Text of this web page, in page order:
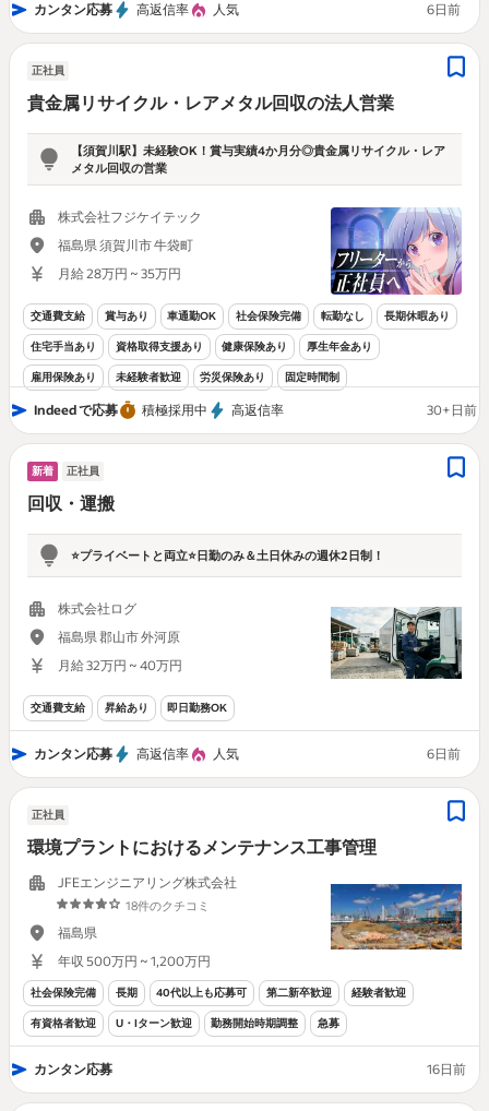
カンタン応募 高返信率 人気 6日前
正社員
貴金属リサイクル・レアメタル回収の法人営業
【須賀川駅】未経験OK！賞与実績4か月分◎貴金属リサイクル・レア
メタル回収の営業
株式会社フジケイテック
福島県 須賀川市 牛袋町
月給 28万円 ~ 35万円
交通費支給 賞与あり 車通勤OK 社会保険完備 転勤なし 長期休暇あり
住宅手当あり 資格取得支援あり 健康保険あり 厚生年金あり
雇用保険あり 未経験者歓迎 労災保険あり 固定時間制
Indeed で応募 積極採用中 高返信率 30+日前
新着 正社員
回収・運搬
⭐️プライベートと両立⭐️日勤のみ＆土日休みの週休2日制！
株式会社ログ
福島県 郡山市 外河原
月給 32万円 ~ 40万円
交通費支給 昇給あり 即日勤務OK
カンタン応募 高返信率 人気 6日前
正社員
環境プラントにおけるメンテナンス工事管理
JFEエンジニアリング株式会社
18件のクチコミ
福島県
年収 500万円 ~ 1,200万円
社会保険完備 長期 40代以上も応募可 第二新卒歓迎 経験者歓迎
有資格者歓迎 U・Iターン歓迎 勤務開始時期調整 急募
カンタン応募 16日前